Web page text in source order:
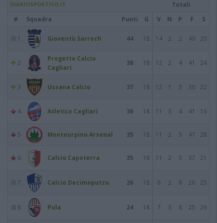
DIARIOSPORTIVO.IT
Totali
#
Squadra Punti G V N P F S
1 Gioventù Sarroch 44 18 14 2 2 49 20
2
Progetto Calcio
Cagliari
38 18 12 2 4 41 24
3 Ussana Calcio 37 18 12 1 5 30 22
4 Atletico Cagliari 36 18 11 3 4 41 16
5 Monteurpinu Arsenal 35 18 11 2 5 47 28
6 Calcio Capoterra 35 18 11 2 5 37 21
7 Calcio Decimoputzu 26 18 8 2 8 26 25
8 Pula 24 18 7 3 8 25 26